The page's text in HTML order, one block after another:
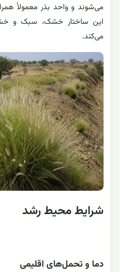
می‌شوند و واحد بذر معمولاً
این ساختار خشک، سبک و
می‌کند.
شرایط محیط رشد
دما و تحمل‌های اقلیمی